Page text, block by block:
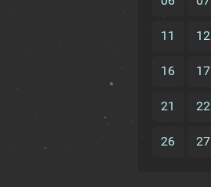
11 12
16 17
21 22
26 27